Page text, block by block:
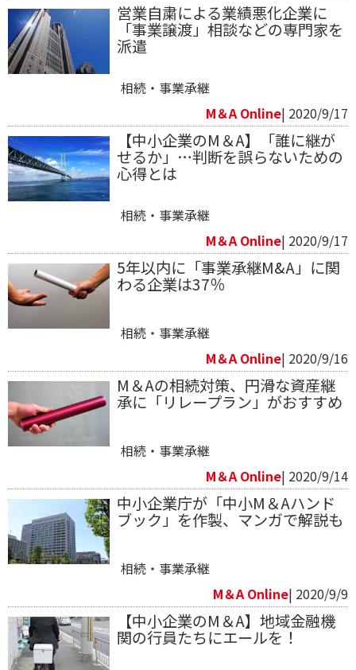
営業自粛による業績悪化企業に
「事業譲渡」相談などの専門家を
派遣
相続・事業承継
M＆A Online| 2020/9/17
【中小企業のM＆A】「誰に継が
せるか」…判断を誤らないための
心得とは
相続・事業承継
M＆A Online| 2020/9/17
5年以内に「事業承継M&A」に関
わる企業は37％
相続・事業承継
M＆A Online| 2020/9/16
M＆Aの相続対策、円滑な資産継
承に「リレープラン」がおすすめ
相続・事業承継
M＆A Online| 2020/9/14
中小企業庁が「中小M＆Aハンド
ブック」を作製、マンガで解説も
相続・事業承継
M＆A Online| 2020/9/9
【中小企業のM＆A】地域金融機
関の行員たちにエールを！